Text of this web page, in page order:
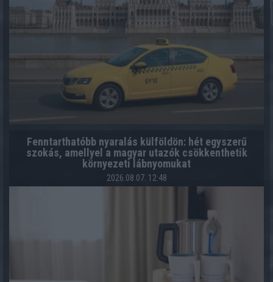
Fenntarthatóbb nyaralás külföldön: hét egyszerű
szokás, amellyel a magyar utazók csökkenthetik
környezeti lábnyomukat
2026.08.07. 12:48